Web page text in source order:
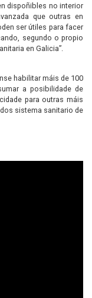
dispoñibles no interior
que outras en
ser útiles para facer
segundo o propio
en Galicia”.
habilitar máis de 100
a posibilidade de
para outras máis
sistema sanitario de